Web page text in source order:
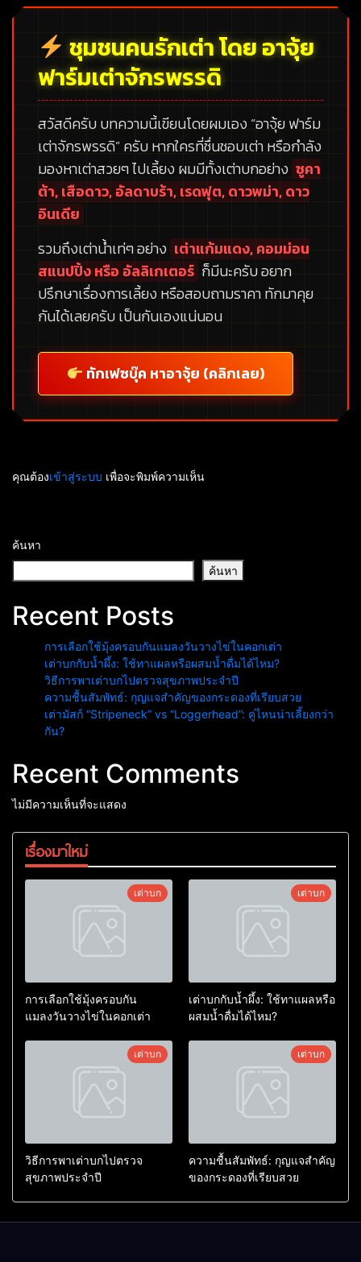
ชุมชนคนรักเต่า โดย อาจุ้ย
ฟาร์มเต่าจักรพรรดิ
สวัสดีครับ บทความนี้เขียนโดยผมเอง “อาจุ้ย ฟาร์ม
เต่าจักรพรรดิ”ครับ หากใครที่ชื่นชอบเต่า หรือกำลัง
มองหาเต่าสวยๆ ไปเลี้ยง ผมมีทั้งเต่าบกอย่าง ซูคา
ต้า, เสือดาว, อัลดาบร้า, เรดฟุต, ดาวพม่า, ดาว
อินเดีย
รวมถึงเต่าน้ำเท่ๆ อย่าง เต่าแก้มแดง, คอมม่อน
สแนปปิ้ง หรือ อัลลิเกเตอร์ ก็มีนะครับ อยาก
ปรึกษาเรื่องการเลี้ยง หรือสอบถามราคา ทักมาคุย
กันได้เลยครับ เป็นกันเองแน่นอน
ทักเฟซบุ๊ค หาอาจุ้ย (คลิกเลย)
คุณต้องเข้าสู่ระบบ เพื่อจะพิมพ์ความเห็น
ค้นหา
ค้นหา
Recent Posts
การเลือกใช้มุ้งครอบกันแมลงวันวางไข่ในคอกเต่า
เต่าบกกับน้ำผึ้ง: ใช้ทาแผลหรือผสมน้ำดื่มได้ไหม?
วิธีการพาเต่าบกไปตรวจสุขภาพประจำปี
ความชื้นสัมพัทธ์: กุญแจสำคัญของกระดองที่เรียบสวย
เต่ามัสก์ “Stripeneck” vs “Loggerhead”: คู่ไหนน่าเลี้ยงกว่า
กัน?
Recent Comments
ไม่มีความเห็นที่จะแสดง
เรื่องมาใหม่
เต่าบก
การเลือกใช้มุ้งครอบกัน
แมลงวันวางไข่ในคอกเต่า
เต่าบก
เต่าบกกับน้ำผึ้ง: ใช้ทาแผลหรือ
ผสมน้ำดื่มได้ไหม?
เต่าบก
วิธีการพาเต่าบกไปตรวจ
สุขภาพประจำปี
เต่าบก
ความชื้นสัมพัทธ์: กุญแจสำคัญ
ของกระดองที่เรียบสวย